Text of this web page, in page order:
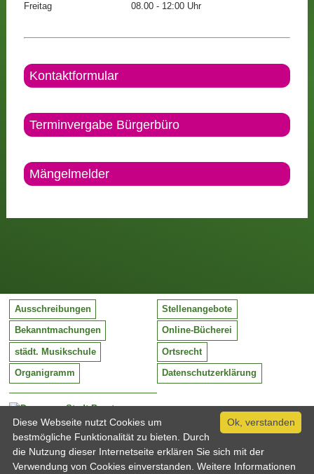
Freitag
08.00 - 12:00 Uhr
Kontaktformular
Terminvergabe Bürgerbüro
Mängelmelder
Stadt Barntrup
Mittelstraße 38
32683 Barntrup
Tel:
Email:
05263 / 409-0
info@barntrup.de
Ausschreibungen Stellenangebote
Bekanntmachungen Online-Bücherei
städt. Musikschule Ortsrecht
Organigramm Datenschutzerklärung
Ok, verstanden
Diese Webseite nutzt Cookies um
bestmögliche Funktionalität zu bieten. Durch
die Nutzung dieser Internetseite erklären Sie sich mit der
Verwendung von Cookies einverstanden. Weitere Informationen